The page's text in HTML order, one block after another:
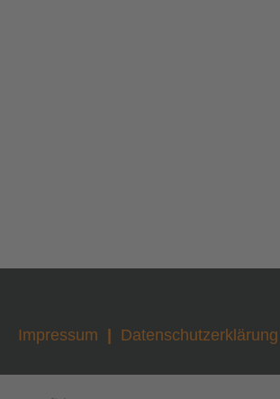
Impressum
Datenschutzerklärung